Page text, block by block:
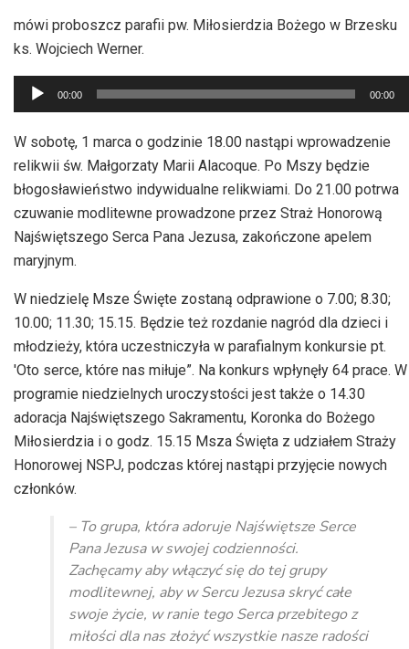
mówi proboszcz parafii pw. Miłosierdzia Bożego w Brzesku
ks. Wojciech Werner.
Odtwarzacz
plików
dźwiękowych
00:00 00:00
W sobotę, 1 marca o godzinie 18.00 nastąpi wprowadzenie
relikwii św. Małgorzaty Marii Alacoque. Po Mszy będzie
błogosławieństwo indywidualne relikwiami. Do 21.00 potrwa
czuwanie modlitewne prowadzone przez Straż Honorową
Najświętszego Serca Pana Jezusa, zakończone apelem
maryjnym.
W niedzielę Msze Święte zostaną odprawione o 7.00; 8.30;
10.00; 11.30; 15.15. Będzie też rozdanie nagród dla dzieci i
młodzieży, która uczestniczyła w parafialnym konkursie pt.
'Oto serce, które nas miłuje”. Na konkurs wpłynęły 64 prace. W
programie niedzielnych uroczystości jest także o 14.30
adoracja Najświętszego Sakramentu, Koronka do Bożego
Miłosierdzia i o godz. 15.15 Msza Święta z udziałem Straży
Honorowej NSPJ, podczas której nastąpi przyjęcie nowych
członków.
– To grupa, która adoruje Najświętsze Serce
Pana Jezusa w swojej codzienności.
Zachęcamy aby włączyć się do tej grupy
modlitewnej, aby w Sercu Jezusa skryć całe
swoje życie, w ranie tego Serca przebitego z
miłości dla nas złożyć wszystkie nasze radości